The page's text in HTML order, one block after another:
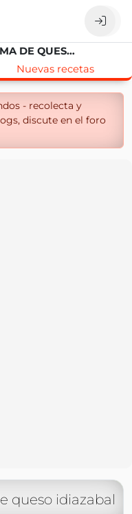
ALCACHOFAS CON CREMA DE QUESO IDIAZABAL
Nuevas recetas
- recolecta y
discute en el foro
queso idiazabal